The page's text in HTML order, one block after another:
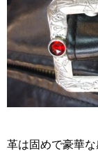
革は固めで豪華